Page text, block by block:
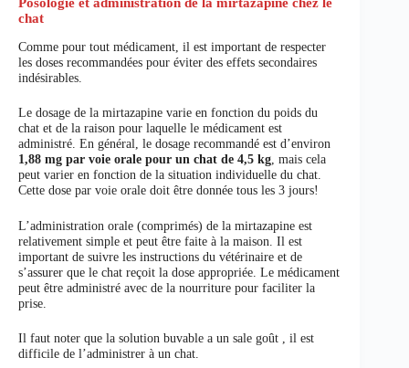
chat
Comme pour tout médicament, il est important de respecter
les doses recommandées pour éviter des effets secondaires
indésirables.
Le dosage de la mirtazapine varie en fonction du poids du
chat et de la raison pour laquelle le médicament est
administré. En général, le dosage recommandé est d’environ
1,88 mg par voie orale pour un chat de 4,5 kg, mais cela
peut varier en fonction de la situation individuelle du chat.
Cette dose par voie orale doit être donnée tous les 3 jours!
L’administration orale (comprimés) de la mirtazapine est
relativement simple et peut être faite à la maison. Il est
important de suivre les instructions du vétérinaire et de
s’assurer que le chat reçoit la dose appropriée. Le médicament
peut être administré avec de la nourriture pour faciliter la
prise.
Il faut noter que la solution buvable a un sale goût , il est
difficile de l’administrer à un chat.